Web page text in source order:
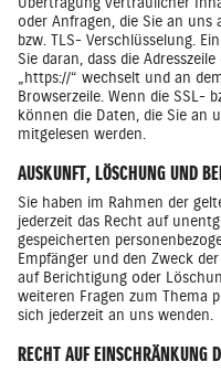
oder Anfragen, die Sie an uns
bzw. TLS- Verschlüsselung.
Sie daran, dass die
„https://“ wechselt und an
Browserzeile. Wenn die SSL-
können die Daten, die Sie
mitgelesen werden.
AUSKUNFT, LÖSCHUNG UND
Sie haben im Rahmen der
jederzeit das Recht auf
gespeicherten
Empfänger und den Zweck
auf Berichtigung oder
weiteren Fragen zum Thema
sich jederzeit an uns wenden.
RECHT AUF EINSCHRÄNKUNG